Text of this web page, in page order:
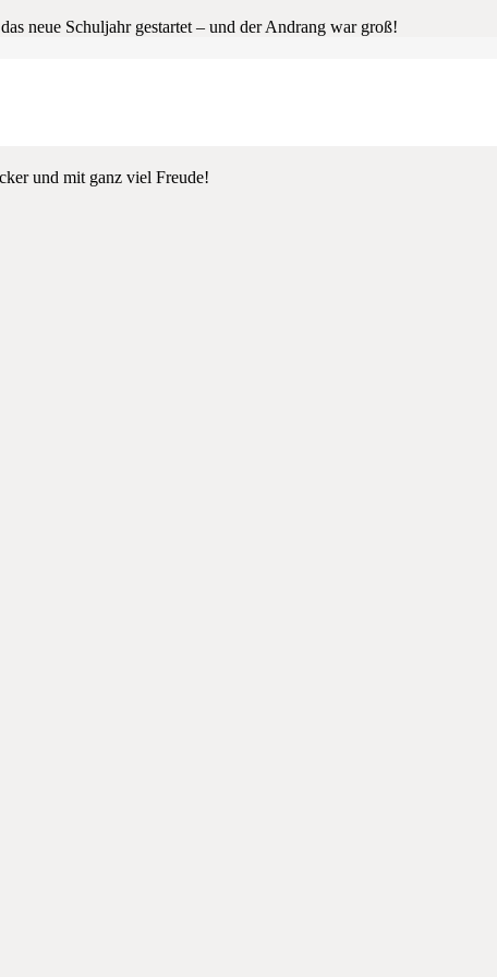
neue Schuljahr gestartet – und der Andrang war groß!
ist als viele fertige Müslis aus dem Supermarkt. Mit großer
und mit ganz viel Freude!